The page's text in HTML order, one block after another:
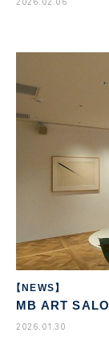
2026.02.06
【NEWS】
MB ART
2026.01.30